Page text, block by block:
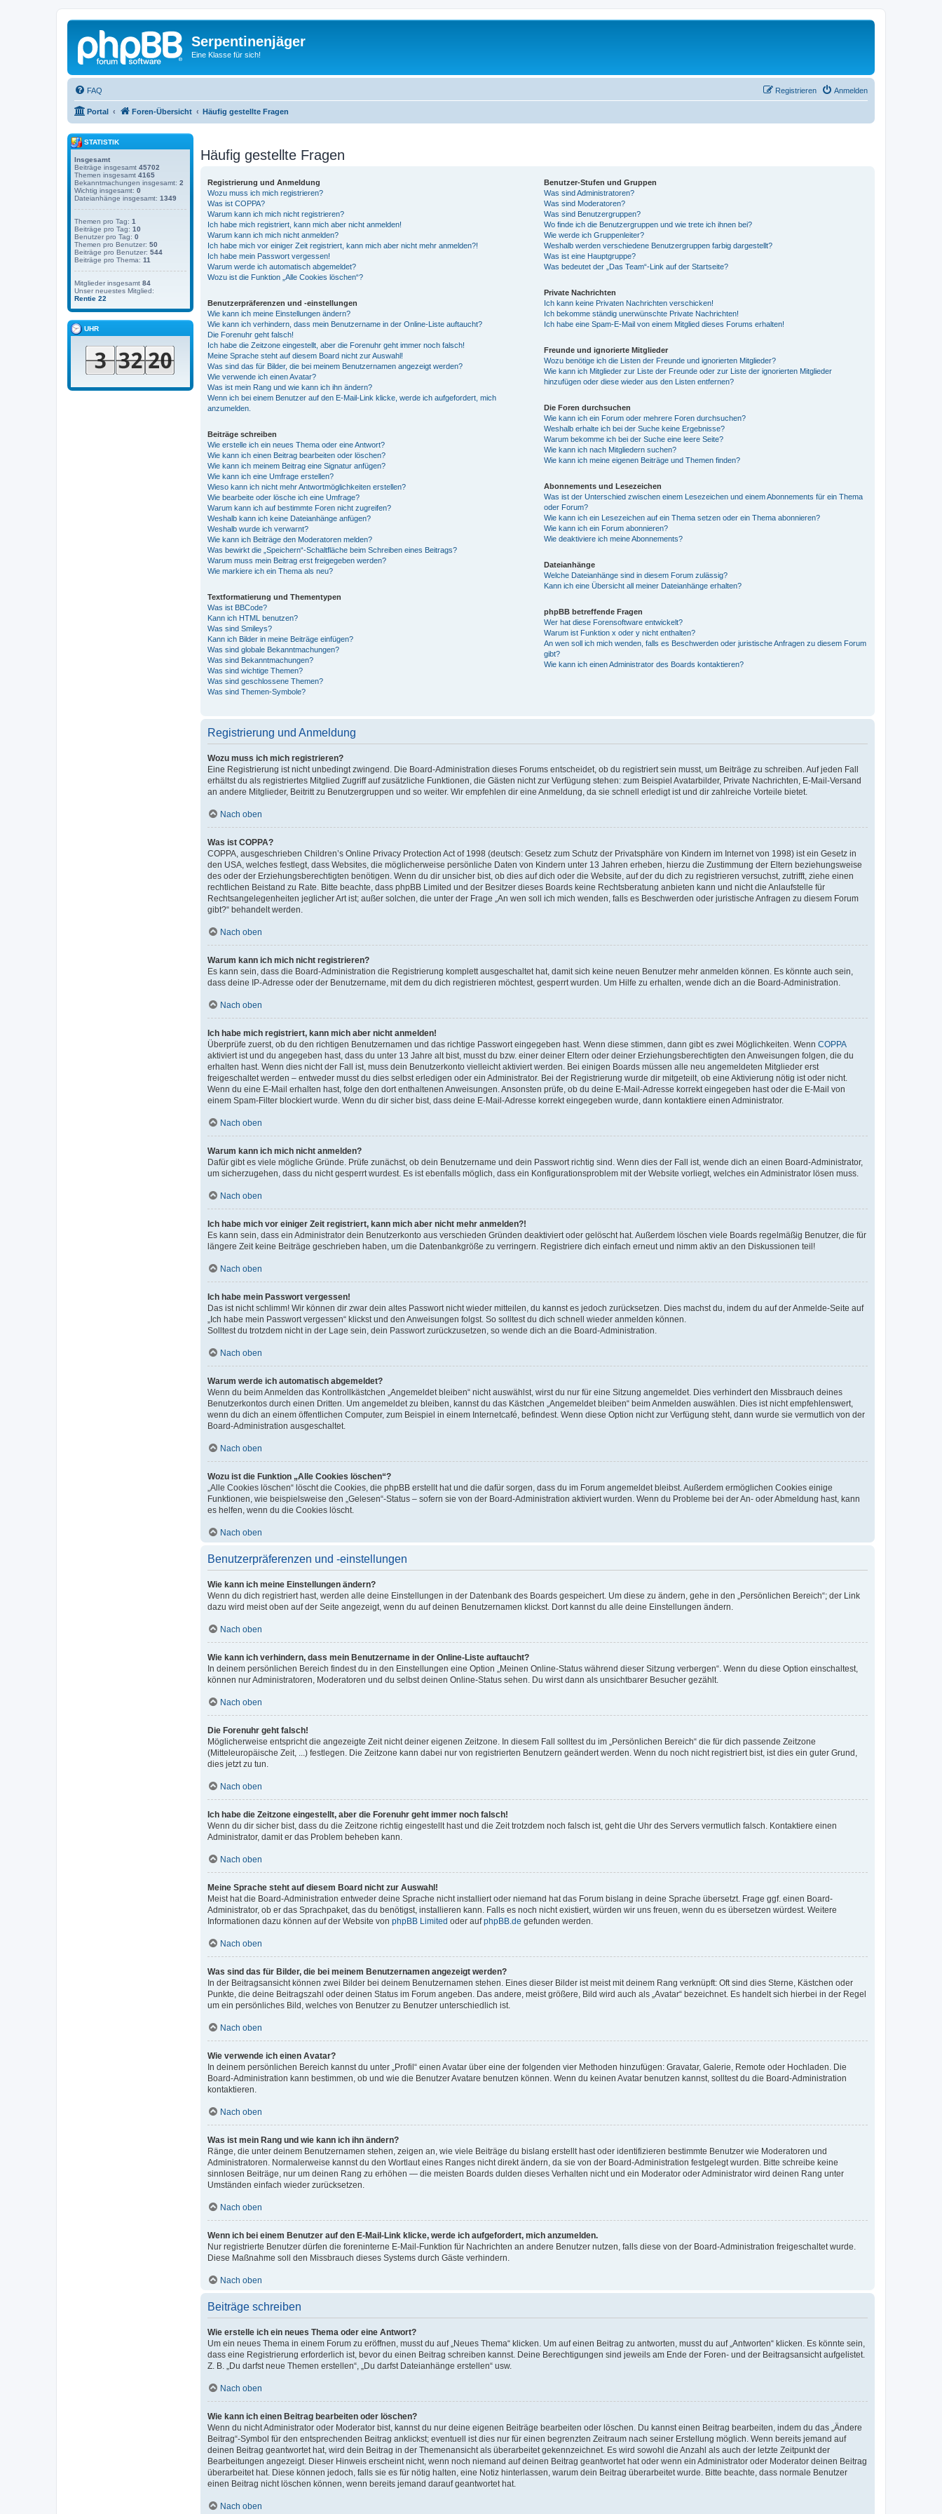
Serpentinenjäger
Eine Klasse für sich!
FAQ Anmelden
Registrieren
Portal Foren-Übersicht Häufig gestellte Fragen
Häufig gestellte Fragen
Registrierung und Anmeldung
Wozu muss ich mich registrieren?
Was ist COPPA?
Warum kann ich mich nicht registrieren?
Ich habe mich registriert, kann mich aber nicht anmelden!
Warum kann ich mich nicht anmelden?
Ich habe mich vor einiger Zeit registriert, kann mich aber nicht mehr anmelden?!
Ich habe mein Passwort vergessen!
Warum werde ich automatisch abgemeldet?
Wozu ist die Funktion „Alle Cookies löschen“?
Benutzerpräferenzen und -einstellungen
Wie kann ich meine Einstellungen ändern?
Wie kann ich verhindern, dass mein Benutzername in der Online-Liste auftaucht?
Die Forenuhr geht falsch!
Ich habe die Zeitzone eingestellt, aber die Forenuhr geht immer noch falsch!
Meine Sprache steht auf diesem Board nicht zur Auswahl!
Was sind das für Bilder, die bei meinem Benutzernamen angezeigt werden?
Wie verwende ich einen Avatar?
Was ist mein Rang und wie kann ich ihn ändern?
Wenn ich bei einem Benutzer auf den E-Mail-Link klicke, werde ich aufgefordert, mich
anzumelden.
Beiträge schreiben
Wie erstelle ich ein neues Thema oder eine Antwort?
Wie kann ich einen Beitrag bearbeiten oder löschen?
Wie kann ich meinem Beitrag eine Signatur anfügen?
Wie kann ich eine Umfrage erstellen?
Wieso kann ich nicht mehr Antwortmöglichkeiten erstellen?
Wie bearbeite oder lösche ich eine Umfrage?
Warum kann ich auf bestimmte Foren nicht zugreifen?
Weshalb kann ich keine Dateianhänge anfügen?
Weshalb wurde ich verwarnt?
Wie kann ich Beiträge den Moderatoren melden?
Was bewirkt die „Speichern“-Schaltfläche beim Schreiben eines Beitrags?
Warum muss mein Beitrag erst freigegeben werden?
Wie markiere ich ein Thema als neu?
Textformatierung und Thementypen
Was ist BBCode?
Kann ich HTML benutzen?
Was sind Smileys?
Kann ich Bilder in meine Beiträge einfügen?
Was sind globale Bekanntmachungen?
Was sind Bekanntmachungen?
Was sind wichtige Themen?
Was sind geschlossene Themen?
Was sind Themen-Symbole?
Benutzer-Stufen und Gruppen
Was sind Administratoren?
Was sind Moderatoren?
Was sind Benutzergruppen?
Wo finde ich die Benutzergruppen und wie trete ich ihnen bei?
Wie werde ich Gruppenleiter?
Weshalb werden verschiedene Benutzergruppen farbig dargestellt?
Was ist eine Hauptgruppe?
Was bedeutet der „Das Team“-Link auf der Startseite?
Private Nachrichten
Ich kann keine Privaten Nachrichten verschicken!
Ich bekomme ständig unerwünschte Private Nachrichten!
Ich habe eine Spam-E-Mail von einem Mitglied dieses Forums erhalten!
Freunde und ignorierte Mitglieder
Wozu benötige ich die Listen der Freunde und ignorierten Mitglieder?
Wie kann ich Mitglieder zur Liste der Freunde oder zur Liste der ignorierten Mitglieder
hinzufügen oder diese wieder aus den Listen entfernen?
Die Foren durchsuchen
Wie kann ich ein Forum oder mehrere Foren durchsuchen?
Weshalb erhalte ich bei der Suche keine Ergebnisse?
Warum bekomme ich bei der Suche eine leere Seite?
Wie kann ich nach Mitgliedern suchen?
Wie kann ich meine eigenen Beiträge und Themen finden?
Abonnements und Lesezeichen
Was ist der Unterschied zwischen einem Lesezeichen und einem Abonnements für ein Thema
oder Forum?
Wie kann ich ein Lesezeichen auf ein Thema setzen oder ein Thema abonnieren?
Wie kann ich ein Forum abonnieren?
Wie deaktiviere ich meine Abonnements?
Dateianhänge
Welche Dateianhänge sind in diesem Forum zulässig?
Kann ich eine Übersicht all meiner Dateianhänge erhalten?
phpBB betreffende Fragen
Wer hat diese Forensoftware entwickelt?
Warum ist Funktion x oder y nicht enthalten?
An wen soll ich mich wenden, falls es Beschwerden oder juristische Anfragen zu diesem Forum
gibt?
Wie kann ich einen Administrator des Boards kontaktieren?
Registrierung und Anmeldung
Wozu muss ich mich registrieren?
Eine Registrierung ist nicht unbedingt zwingend. Die Board-Administration dieses Forums entscheidet, ob du registriert sein musst, um Beiträge zu schreiben. Auf jeden Fall
erhältst du als registriertes Mitglied Zugriff auf zusätzliche Funktionen, die Gästen nicht zur Verfügung stehen: zum Beispiel Avatarbilder, Private Nachrichten, E-Mail-Versand
an andere Mitglieder, Beitritt zu Benutzergruppen und so weiter. Wir empfehlen dir eine Anmeldung, da sie schnell erledigt ist und dir zahlreiche Vorteile bietet.
Nach oben
Was ist COPPA?
COPPA, ausgeschrieben Children’s Online Privacy Protection Act of 1998 (deutsch: Gesetz zum Schutz der Privatsphäre von Kindern im Internet von 1998) ist ein Gesetz in
den USA, welches festlegt, dass Websites, die möglicherweise persönliche Daten von Kindern unter 13 Jahren erheben, hierzu die Zustimmung der Eltern beziehungsweise
des oder der Erziehungsberechtigten benötigen. Wenn du dir unsicher bist, ob dies auf dich oder die Website, auf der du dich zu registrieren versuchst, zutrifft, ziehe einen
rechtlichen Beistand zu Rate. Bitte beachte, dass phpBB Limited und der Besitzer dieses Boards keine Rechtsberatung anbieten kann und nicht die Anlaufstelle für
Rechtsangelegenheiten jeglicher Art ist; außer solchen, die unter der Frage „An wen soll ich mich wenden, falls es Beschwerden oder juristische Anfragen zu diesem Forum
gibt?“ behandelt werden.
Nach oben
Warum kann ich mich nicht registrieren?
Es kann sein, dass die Board-Administration die Registrierung komplett ausgeschaltet hat, damit sich keine neuen Benutzer mehr anmelden können. Es könnte auch sein,
dass deine IP-Adresse oder der Benutzername, mit dem du dich registrieren möchtest, gesperrt wurden. Um Hilfe zu erhalten, wende dich an die Board-Administration.
Nach oben
Ich habe mich registriert, kann mich aber nicht anmelden!
Überprüfe zuerst, ob du den richtigen Benutzernamen und das richtige Passwort eingegeben hast. Wenn diese stimmen, dann gibt es zwei Möglichkeiten. Wenn COPPA
aktiviert ist und du angegeben hast, dass du unter 13 Jahre alt bist, musst du bzw. einer deiner Eltern oder deiner Erziehungsberechtigten den Anweisungen folgen, die du
erhalten hast. Wenn dies nicht der Fall ist, muss dein Benutzerkonto vielleicht aktiviert werden. Bei einigen Boards müssen alle neu angemeldeten Mitglieder erst
freigeschaltet werden – entweder musst du dies selbst erledigen oder ein Administrator. Bei der Registrierung wurde dir mitgeteilt, ob eine Aktivierung nötig ist oder nicht.
Wenn du eine E-Mail erhalten hast, folge den dort enthaltenen Anweisungen. Ansonsten prüfe, ob du deine E-Mail-Adresse korrekt eingegeben hast oder die E-Mail von
einem Spam-Filter blockiert wurde. Wenn du dir sicher bist, dass deine E-Mail-Adresse korrekt eingegeben wurde, dann kontaktiere einen Administrator.
Nach oben
Warum kann ich mich nicht anmelden?
Dafür gibt es viele mögliche Gründe. Prüfe zunächst, ob dein Benutzername und dein Passwort richtig sind. Wenn dies der Fall ist, wende dich an einen Board-Administrator,
um sicherzugehen, dass du nicht gesperrt wurdest. Es ist ebenfalls möglich, dass ein Konfigurationsproblem mit der Website vorliegt, welches ein Administrator lösen muss.
Nach oben
Ich habe mich vor einiger Zeit registriert, kann mich aber nicht mehr anmelden?!
Es kann sein, dass ein Administrator dein Benutzerkonto aus verschieden Gründen deaktiviert oder gelöscht hat. Außerdem löschen viele Boards regelmäßig Benutzer, die für
längere Zeit keine Beiträge geschrieben haben, um die Datenbankgröße zu verringern. Registriere dich einfach erneut und nimm aktiv an den Diskussionen teil!
Nach oben
Ich habe mein Passwort vergessen!
Das ist nicht schlimm! Wir können dir zwar dein altes Passwort nicht wieder mitteilen, du kannst es jedoch zurücksetzen. Dies machst du, indem du auf der Anmelde-Seite auf
„Ich habe mein Passwort vergessen“ klickst und den Anweisungen folgst. So solltest du dich schnell wieder anmelden können.
Solltest du trotzdem nicht in der Lage sein, dein Passwort zurückzusetzen, so wende dich an die Board-Administration.
Nach oben
Warum werde ich automatisch abgemeldet?
Wenn du beim Anmelden das Kontrollkästchen „Angemeldet bleiben“ nicht auswählst, wirst du nur für eine Sitzung angemeldet. Dies verhindert den Missbrauch deines
Benutzerkontos durch einen Dritten. Um angemeldet zu bleiben, kannst du das Kästchen „Angemeldet bleiben“ beim Anmelden auswählen. Dies ist nicht empfehlenswert,
wenn du dich an einem öffentlichen Computer, zum Beispiel in einem Internetcafé, befindest. Wenn diese Option nicht zur Verfügung steht, dann wurde sie vermutlich von der
Board-Administration ausgeschaltet.
Nach oben
Wozu ist die Funktion „Alle Cookies löschen“?
„Alle Cookies löschen“ löscht die Cookies, die phpBB erstellt hat und die dafür sorgen, dass du im Forum angemeldet bleibst. Außerdem ermöglichen Cookies einige
Funktionen, wie beispielsweise den „Gelesen“-Status – sofern sie von der Board-Administration aktiviert wurden. Wenn du Probleme bei der An- oder Abmeldung hast, kann
es helfen, wenn du die Cookies löscht.
Nach oben
Benutzerpräferenzen und -einstellungen
Wie kann ich meine Einstellungen ändern?
Wenn du dich registriert hast, werden alle deine Einstellungen in der Datenbank des Boards gespeichert. Um diese zu ändern, gehe in den „Persönlichen Bereich“; der Link
dazu wird meist oben auf der Seite angezeigt, wenn du auf deinen Benutzernamen klickst. Dort kannst du alle deine Einstellungen ändern.
Nach oben
Wie kann ich verhindern, dass mein Benutzername in der Online-Liste auftaucht?
In deinem persönlichen Bereich findest du in den Einstellungen eine Option „Meinen Online-Status während dieser Sitzung verbergen“. Wenn du diese Option einschaltest,
können nur Administratoren, Moderatoren und du selbst deinen Online-Status sehen. Du wirst dann als unsichtbarer Besucher gezählt.
Nach oben
Die Forenuhr geht falsch!
Möglicherweise entspricht die angezeigte Zeit nicht deiner eigenen Zeitzone. In diesem Fall solltest du im „Persönlichen Bereich“ die für dich passende Zeitzone
(Mitteleuropäische Zeit, ...) festlegen. Die Zeitzone kann dabei nur von registrierten Benutzern geändert werden. Wenn du noch nicht registriert bist, ist dies ein guter Grund,
dies jetzt zu tun.
Nach oben
Ich habe die Zeitzone eingestellt, aber die Forenuhr geht immer noch falsch!
Wenn du dir sicher bist, dass du die Zeitzone richtig eingestellt hast und die Zeit trotzdem noch falsch ist, geht die Uhr des Servers vermutlich falsch. Kontaktiere einen
Administrator, damit er das Problem beheben kann.
Nach oben
Meine Sprache steht auf diesem Board nicht zur Auswahl!
Meist hat die Board-Administration entweder deine Sprache nicht installiert oder niemand hat das Forum bislang in deine Sprache übersetzt. Frage ggf. einen Board-
Administrator, ob er das Sprachpaket, das du benötigst, installieren kann. Falls es noch nicht existiert, würden wir uns freuen, wenn du es übersetzen würdest. Weitere
Informationen dazu können auf der Website von phpBB Limited oder aufphpBB.de gefunden werden.
Nach oben
Was sind das für Bilder, die bei meinem Benutzernamen angezeigt werden?
In der Beitragsansicht können zwei Bilder bei deinem Benutzernamen stehen. Eines dieser Bilder ist meist mit deinem Rang verknüpft: Oft sind dies Sterne, Kästchen oder
Punkte, die deine Beitragszahl oder deinen Status im Forum angeben. Das andere, meist größere, Bild wird auch als „Avatar“ bezeichnet. Es handelt sich hierbei in der Regel
um ein persönliches Bild, welches von Benutzer zu Benutzer unterschiedlich ist.
Nach oben
Wie verwende ich einen Avatar?
In deinem persönlichen Bereich kannst du unter „Profil“ einen Avatar über eine der folgenden vier Methoden hinzufügen: Gravatar, Galerie, Remote oder Hochladen. Die
Board-Administration kann bestimmen, ob und wie die Benutzer Avatare benutzen können. Wenn du keinen Avatar benutzen kannst, solltest du die Board-Administration
kontaktieren.
Nach oben
Was ist mein Rang und wie kann ich ihn ändern?
Ränge, die unter deinem Benutzernamen stehen, zeigen an, wie viele Beiträge du bislang erstellt hast oder identifizieren bestimmte Benutzer wie Moderatoren und
Administratoren. Normalerweise kannst du den Wortlaut eines Ranges nicht direkt ändern, da sie von der Board-Administration festgelegt wurden. Bitte schreibe keine
sinnlosen Beiträge, nur um deinen Rang zu erhöhen — die meisten Boards dulden dieses Verhalten nicht und ein Moderator oder Administrator wird deinen Rang unter
Umständen einfach wieder zurücksetzen.
Nach oben
Wenn ich bei einem Benutzer auf den E-Mail-Link klicke, werde ich aufgefordert, mich anzumelden.
Nur registrierte Benutzer dürfen die foreninterne E-Mail-Funktion für Nachrichten an andere Benutzer nutzen, falls diese von der Board-Administration freigeschaltet wurde.
Diese Maßnahme soll den Missbrauch dieses Systems durch Gäste verhindern.
Nach oben
Beiträge schreiben
Wie erstelle ich ein neues Thema oder eine Antwort?
Um ein neues Thema in einem Forum zu eröffnen, musst du auf „Neues Thema“ klicken. Um auf einen Beitrag zu antworten, musst du auf „Antworten“ klicken. Es könnte sein,
dass eine Registrierung erforderlich ist, bevor du einen Beitrag schreiben kannst. Deine Berechtigungen sind jeweils am Ende der Foren- und der Beitragsansicht aufgelistet.
Z. B. „Du darfst neue Themen erstellen“, „Du darfst Dateianhänge erstellen“ usw.
Nach oben
Wie kann ich einen Beitrag bearbeiten oder löschen?
Wenn du nicht Administrator oder Moderator bist, kannst du nur deine eigenen Beiträge bearbeiten oder löschen. Du kannst einen Beitrag bearbeiten, indem du das „Ändere
Beitrag“-Symbol für den entsprechenden Beitrag anklickst; eventuell ist dies nur für einen begrenzten Zeitraum nach seiner Erstellung möglich. Wenn bereits jemand auf
deinen Beitrag geantwortet hat, wird dein Beitrag in der Themenansicht als überarbeitet gekennzeichnet. Es wird sowohl die Anzahl als auch der letzte Zeitpunkt der
Bearbeitungen angezeigt. Dieser Hinweis erscheint nicht, wenn noch niemand auf deinen Beitrag geantwortet hat oder wenn ein Administrator oder Moderator deinen Beitrag
überarbeitet hat. Diese können jedoch, falls sie es für nötig halten, eine Notiz hinterlassen, warum dein Beitrag überarbeitet wurde. Bitte beachte, dass normale Benutzer
einen Beitrag nicht löschen können, wenn bereits jemand darauf geantwortet hat.
Nach oben
STATISTIK
Insgesamt
Beiträge insgesamt 45702
Themen insgesamt 4165
Bekanntmachungen insgesamt: 2
Wichtig insgesamt: 0
Dateianhänge insgesamt: 1349
Themen pro Tag: 1
Beiträge pro Tag: 10
Benutzer pro Tag: 0
Themen pro Benutzer: 50
Beiträge pro Benutzer: 544
Beiträge pro Thema: 11
Mitglieder insgesamt 84
Unser neuestes Mitglied:
Rentie 22
UHR